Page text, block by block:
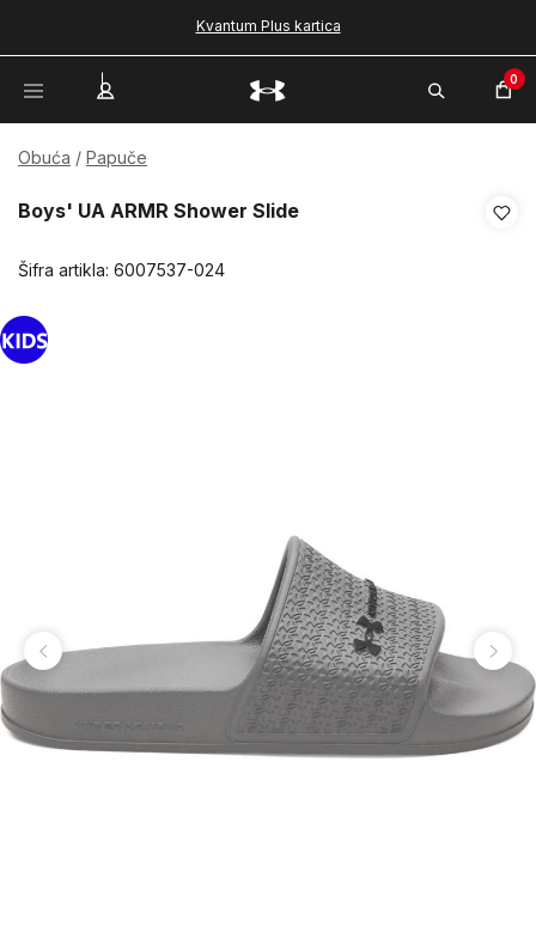
Kvantum Plus kartica
0
Obuća Papuče
Boys' UA ARMR Shower Slide
Šifra artikla: 6007537-024